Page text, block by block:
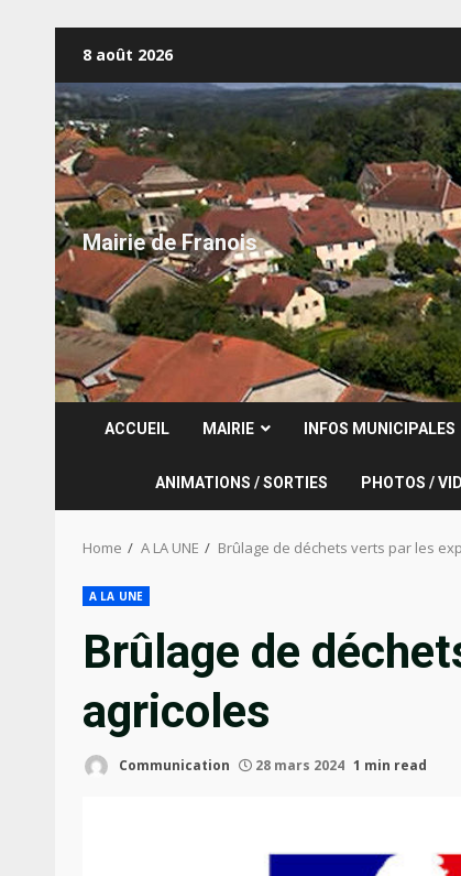
content
8 août 2026
Mairie de Franois
ACCUEIL MAIRIE INFOS MUNICIPALES
ANIMATIONS / SORTIES PHOTOS /
Home A LA UNE Brûlage de déchets verts par les
A LA UNE
Brûlage de
agricoles
Communication 28 mars 2024 1 min read